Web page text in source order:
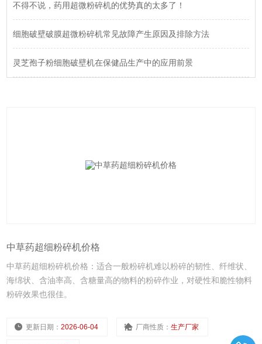
不得不说，药用超微粉碎机的优势真的太多了！
细胞破壁破膜超微粉碎机常见故障产生原因及排除方法
灵芝孢子粉细胞破壁机在保健品生产中的应用前景
中草药超细粉碎机价格
中草药超细粉碎机价格：适合一般粉碎机难以粉碎的韧性、纤维状、
海绵状、含油率高、含糖量高的物料的粉碎作业，对硬性和脆性物料
粉碎效果也很佳。
更新日期：2026-06-04 厂商性质：生产厂家